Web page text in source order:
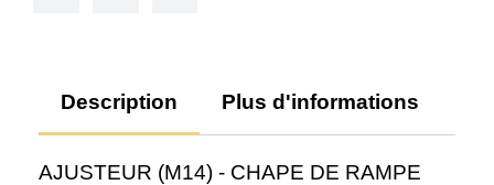
Description Plus d'informations
AJUSTEUR (M14) - CHAPE DE RAMPE